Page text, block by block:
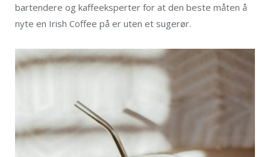
bartendere og kaffeeksperter for at den beste måten å
nyte en Irish Coffee på er uten et sugerør.